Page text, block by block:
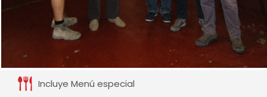
Incluye Menú especial